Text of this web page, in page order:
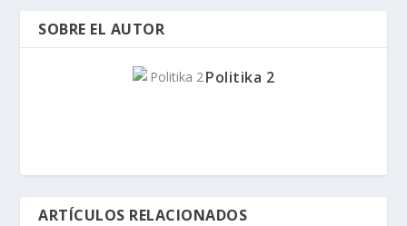
SOBRE EL AUTOR
Politika 2
ARTÍCULOS RELACIONADOS